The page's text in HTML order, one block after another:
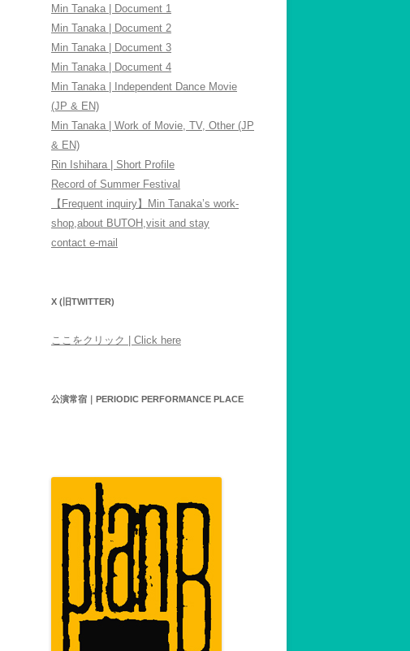
Min Tanaka | Document 1
Min Tanaka | Document 2
Min Tanaka | Document 3
Min Tanaka | Document 4
Min Tanaka | Independent Dance Movie
(JP & EN)
Min Tanaka | Work of Movie, TV, Other (JP
& EN)
Rin Ishihara | Short Profile
Record of Summer Festival
【Frequent inquiry】Min Tanaka’s work-
shop,about BUTOH,visit and stay
contact e-mail
X (旧TWITTER)
ここをクリック | Click here
公演常宿｜PERIODIC PERFORMANCE PLACE